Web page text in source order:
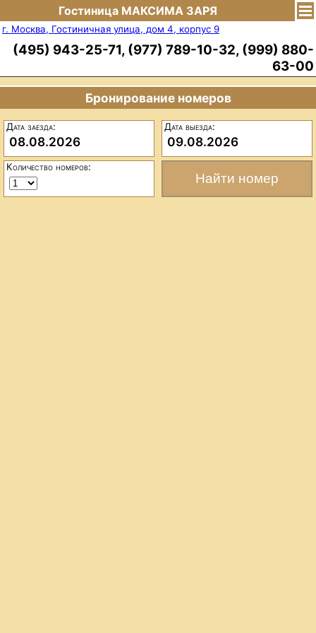
Гостиница МАКСИМА ЗАРЯ
г. Москва, Гостиничная улица, дом 4, корпус 9
(495) 943-25-71, (977) 789-10-32, (999) 880-
63-00
Бронирование номеров
Дата заезда:
08.08.2026
Дата выезда:
09.08.2026
Количество номеров: